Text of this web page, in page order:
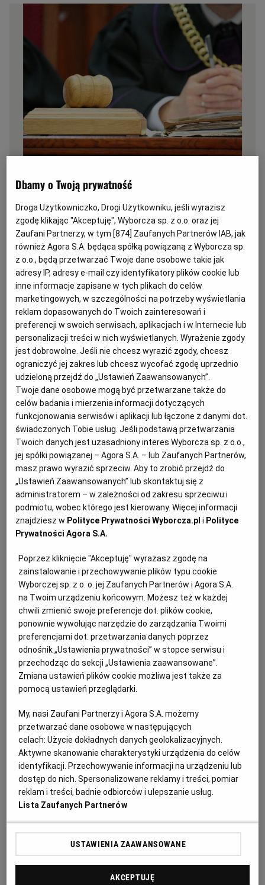
Zasada konkurencyjności jest odrębnym
od ustalonych w ustawie Pzp sposobów
zachowania właściwej procedury
zakupowej dla zamówień
współfinansowanych ze środków unijnych.
Konkretne wskazania, jak zachować się ma
beneficjent, wynikają z odpowiednich dla
danego programu współfinansującego
wytycznych.
Pytanie:
Prowadzone jest postępowanie naroboty
budowlanezgodnie zzasadą konkurencyjnościo
wartości powyżej
progów unijnych. W treści
zapytania znajdują się ogólne zapisy o
równoważności:
a) W przypadku gdy DPT odwołuje się do
określonych znaków towarowych, patentów lub
pochodzenia, źródła lub szczególnego procesu,
który charakteryzuje produkty lub usługi
dostarczane przez konkretnego wykonawcę, co
mogłoby doprowadzić do uprzywilejowania lub
wyeliminowania niektórych wykonawców lub
produktów, Zamawiający dopuszcza rozwiązanie
równoważne opisywanym, pod warunkiem że będą
one o nie gorszych właściwościach i jakości.
Zamawiający wyjaśnia tym samym, że wskazane w
DPT wymagania techniczno-funkcjonalne (dotyczy
urządzeń oznaczonych konkretną marką/nazwą
własną) stanowią minimalne wymagania, którym
odpowiadać powinny rozwiązania równoważne.
Dbamy o Twoją prywatność
Droga Użytkowniczko, Drogi Użytkowniku, jeśli wyrazisz
zgodę klikając "Akceptuję", Wyborcza sp. z o.o. oraz jej
Zaufani Partnerzy, w tym [874] Zaufanych Partnerów IAB, jak
również Agora S.A. będąca spółką powiązaną z Wyborcza sp.
z o.o., będą przetwarzać Twoje dane osobowe takie jak
adresy IP, adresy e-mail czy identyfikatory plików cookie lub
inne informacje zapisane w tych plikach do celów
marketingowych, w szczególności na potrzeby wyświetlania
reklam dopasowanych do Twoich zainteresowań i
preferencji w swoich serwisach, aplikacjach i w Internecie lub
personalizacji treści w nich wyświetlanych. Wyrażenie zgody
jest dobrowolne. Jeśli nie chcesz wyrazić zgody, chcesz
ograniczyć jej zakres lub chcesz wycofać zgodę uprzednio
udzieloną przejdź do „Ustawień Zaawansowanych”.
Twoje dane osobowe mogą być przetwarzane także do
celów badania i mierzenia informacji dotyczących
funkcjonowania serwisów i aplikacji lub łączone z danymi dot.
świadczonych Tobie usług. Jeśli podstawą przetwarzania
Twoich danych jest uzasadniony interes Wyborcza sp. z o.o.,
jej spółki powiązanej – Agora S.A. – lub Zaufanych Partnerów,
masz prawo wyrazić sprzeciw. Aby to zrobić przejdź do
„Ustawień Zaawansowanych” lub skontaktuj się z
administratorem – w zależności od zakresu sprzeciwu i
podmiotu, wobec którego jest kierowany. Więcej informacji
znajdziesz w Polityce Prywatności Wyborcza.pl i Polityce
Prywatności Agora S.A.
Poprzez kliknięcie "Akceptuję" wyrażasz zgodę na
zainstalowanie i przechowywanie plików typu cookie
Wyborczej sp. z o. o. jej Zaufanych Partnerów i Agora S.A.
na Twoim urządzeniu końcowym. Możesz też w każdej
chwili zmienić swoje preferencje dot. plików cookie,
ponownie wywołując narzędzie do zarządzania Twoimi
preferencjami dot. przetwarzania danych poprzez
odnośnik „Ustawienia prywatności” w stopce serwisu i
przechodząc do sekcji „Ustawienia zaawansowane”.
Zmiana ustawień plików cookie możliwa jest także za
pomocą ustawień przeglądarki.
My, nasi Zaufani Partnerzy i Agora S.A. możemy
przetwarzać dane osobowe w następujących
celach:Użycie dokładnych danych geolokalizacyjnych.
Aktywne skanowanie charakterystyki urządzenia do celów
identyfikacji. Przechowywanie informacji na urządzeniu lub
dostęp do nich. Spersonalizowane reklamy i treści, pomiar
reklam i treści, badnie odbiorców i ulepszanie usług.
Lista Zaufanych Partnerów
USTAWIENIA ZAAWANSOWANE
AKCEPTUJĘ